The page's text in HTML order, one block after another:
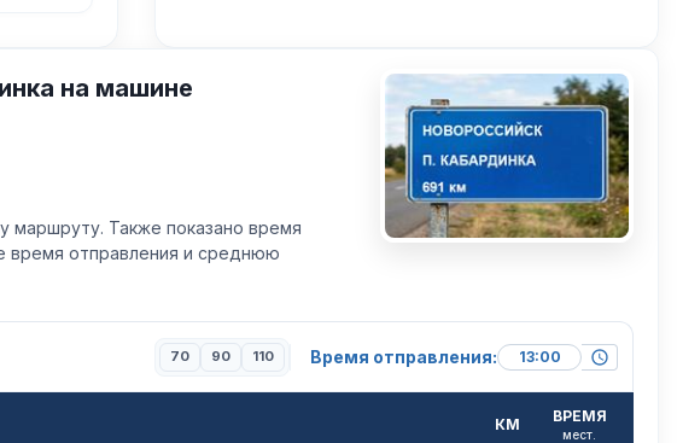
на машине
маршруту. Также показано время
время отправления и среднюю
70 90 110 Время отправления:
КМ ВРЕМЯ
мест.